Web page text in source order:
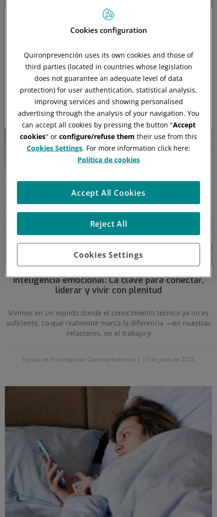
Mobbing: detecta, actúa y mejora tu ambiente
laboral
Equipo de Psicología de Quirónprevención 1 de octubre de 2025
El mobbing, también conocido como acoso laboral, es una de
las problemáticas que más pueden afectar el bienestar
emocional de los trabajadores. A pesar de
Inteligencia emocional: La clave para conectar,
liderar y vivir con plenitud
Equipo de Psicología de Quirónprevención 17 de junio de 2025
Vivimos en un mundo donde el conocimiento técnico ya no es
suficiente. Lo que realmente marca la diferencia —en nuestras
relaciones, en el trabajo y
Cookies configuration
Quironprevención uses its own cookies and those of
third parties (located in countries whose legislation
does not guarantee an adequate level of data
protection) for user authentication, statistical analysis,
improving services and showing personalised
advertising through the analysis of your navigation. You
can accept all cookies by pressing the button "Accept
cookies" or configure/refuse them their use from this
Cookies Settings. For more information click here:
Política de cookies
Cookies Settings
Reject All
Accept All Cookies